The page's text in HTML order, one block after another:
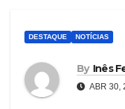
DESTAQUE NOTÍCIAS
By Inês
ABR 30,